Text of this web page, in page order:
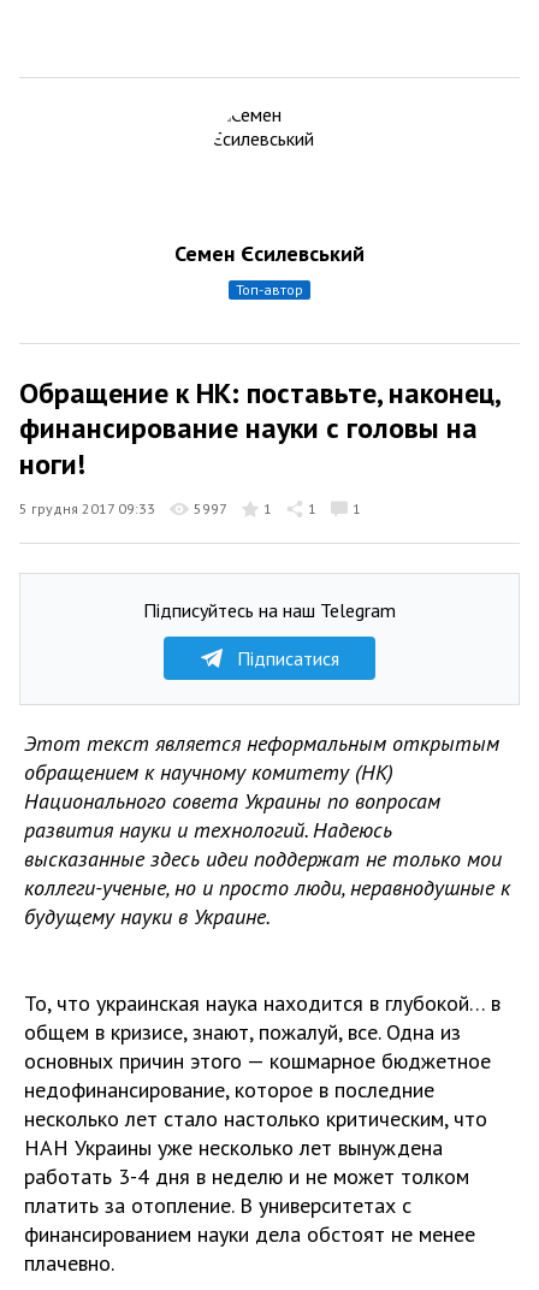
Семен Єсилевський
топ-автор
Обращение к НК: поставьте, наконец,
финансирование науки с головы на
ноги!
5 грудня 2017 09:33 5997 1 1 1
Підписуйтесь на наш Telegram
Підписатися
Этот текст является неформальным открытым
обращением к научному комитету (НК)
Национального совета Украины по вопросам
развития науки и технологий. Надеюсь
высказанные здесь идеи поддержат не только мои
коллеги-ученые, но и просто люди, неравнодушные к
будущему науки в Украине.
То, что украинская наука находится в глубокой… в
общем в кризисе, знают, пожалуй, все. Одна из
основных причин этого — кошмарное бюджетное
недофинансирование, которое в последние
несколько лет стало настолько критическим, что
НАН Украины уже несколько лет вынуждена
работать 3-4 дня в неделю и не может толком
платить за отопление. В университетах с
финансированием науки дела обстоят не менее
плачевно.